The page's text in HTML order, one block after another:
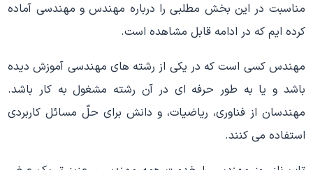
مناسبت در این بخش مطلبی را درباره مهندس و مهندسی آماده
کرده ایم که در ادامه قابل مشاهده است.
مهندس کسی است که در یکی از رشته‌ های مهندسی آموزش دیده‌
باشد و یا به طور حرفه‌ ای در آن رشته مشغول به کار باشد.
مهندسان از فناوری، ریاضیات، و دانش برای حلّ مسائل کاربردی
استفاده می‌ کنند.